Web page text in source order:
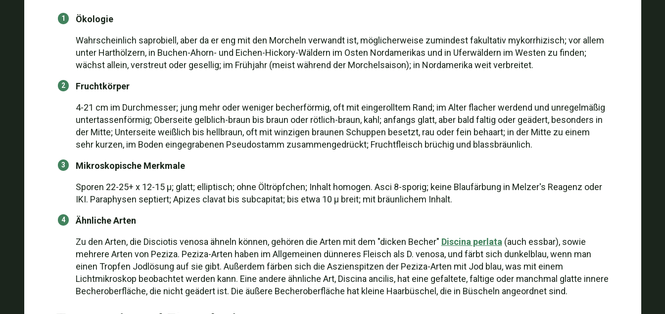
Ökologie
Wahrscheinlich saprobiell, aber da er eng mit den Morcheln verwandt ist, möglicherweise zumindest fakultativ mykorrhizisch; vor allem
unter Harthölzern, in Buchen-Ahorn- und Eichen-Hickory-Wäldern im Osten Nordamerikas und in Uferwäldern im Westen zu finden;
wächst allein, verstreut oder gesellig; im Frühjahr (meist während der Morchelsaison); in Nordamerika weit verbreitet.
Fruchtkörper
4-21 cm im Durchmesser; jung mehr oder weniger becherförmig, oft mit eingerolltem Rand; im Alter flacher werdend und unregelmäßig
untertassenförmig; Oberseite gelblich-braun bis braun oder rötlich-braun, kahl; anfangs glatt, aber bald faltig oder geädert, besonders in
der Mitte; Unterseite weißlich bis hellbraun, oft mit winzigen braunen Schuppen besetzt, rau oder fein behaart; in der Mitte zu einem
sehr kurzen, im Boden eingegrabenen Pseudostamm zusammengedrückt; Fruchtfleisch brüchig und blassbräunlich.
Mikroskopische Merkmale
Sporen 22-25+ x 12-15 µ; glatt; elliptisch; ohne Öltröpfchen; Inhalt homogen. Asci 8-sporig; keine Blaufärbung in Melzer's Reagenz oder
IKI. Paraphysen septiert; Apizes clavat bis subcapitat; bis etwa 10 µ breit; mit bräunlichem Inhalt.
Ähnliche Arten
Zu den Arten, die Disciotis venosa ähneln können, gehören die Arten mit dem "dicken Becher" Discina perlata (auch essbar), sowie
mehrere Arten von Peziza. Peziza-Arten haben im Allgemeinen dünneres Fleisch als D. venosa, und färbt sich dunkelblau, wenn man
einen Tropfen Jodlösung auf sie gibt. Außerdem färben sich die Aszienspitzen der Peziza-Arten mit Jod blau, was mit einem
Lichtmikroskop beobachtet werden kann. Eine andere ähnliche Art, Discina ancilis, hat eine gefaltete, faltige oder manchmal glatte innere
Becheroberfläche, die nicht geädert ist. Die äußere Becheroberfläche hat kleine Haarbüschel, die in Büscheln angeordnet sind.